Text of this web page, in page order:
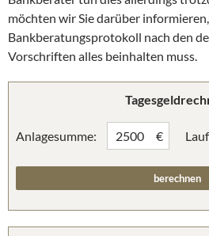
möchten wir Sie darüber
Bankberatungsprotokoll nach den
Vorschriften alles beinhalten muss.
Anlagesumme: €